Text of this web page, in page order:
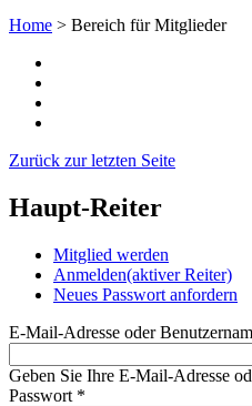
Home > Bereich für Mitglieder
Zurück zur letzten Seite
Haupt-Reiter
Mitglied werden
Anmelden(aktiver Reiter)
Neues Passwort anfordern
E-Mail-Adresse oder
Geben Sie Ihre E-Mail-Adresse
Passwort *